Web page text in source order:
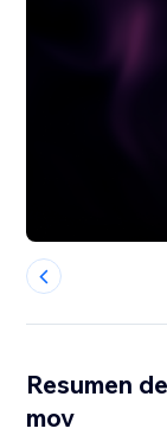
Resumen
mov